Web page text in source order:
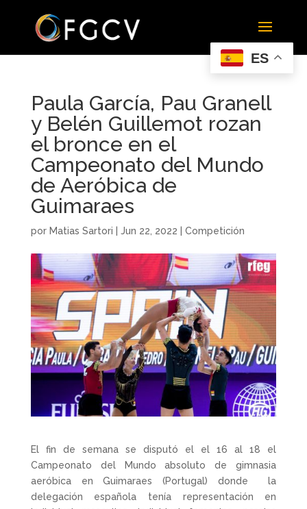
Paula García, Pau Granell
y Belén Guillemot rozan
el bronce en el
Campeonato del Mundo
de Aeróbica de
Guimaraes
por Matias Sartori Jun 22, 2022 Competición
El fin de semana se disputó el el 16 al 18 el
Campeonato del Mundo absoluto de gimnasia
aeróbica en Guimaraes (Portugal) donde la
delegación española tenía representación en
ES